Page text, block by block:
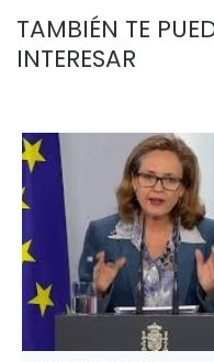
TAMBIÉN TE
INTERESAR